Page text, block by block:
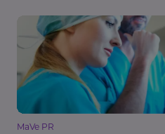
MaVe PR